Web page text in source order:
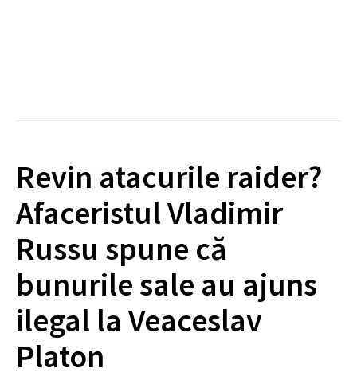
Revin atacurile raider?
Afaceristul Vladimir
Russu spune că
bunurile sale au ajuns
ilegal la Veaceslav
Platon